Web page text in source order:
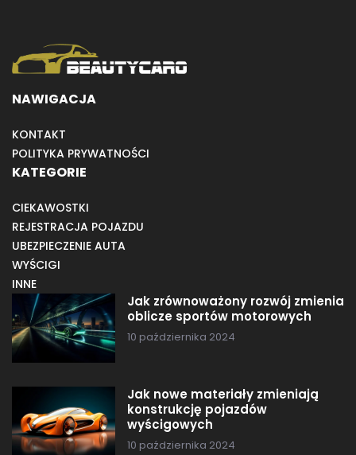
NAWIGACJA
KONTAKT
POLITYKA PRYWATNOŚCI
KATEGORIE
CIEKAWOSTKI
REJESTRACJA POJAZDU
UBEZPIECZENIE AUTA
WYŚCIGI
INNE
Jak zrównoważony rozwój zmienia
oblicze sportów motorowych
10 października 2024
Jak nowe materiały zmieniają
konstrukcję pojazdów
wyścigowych
10 października 2024